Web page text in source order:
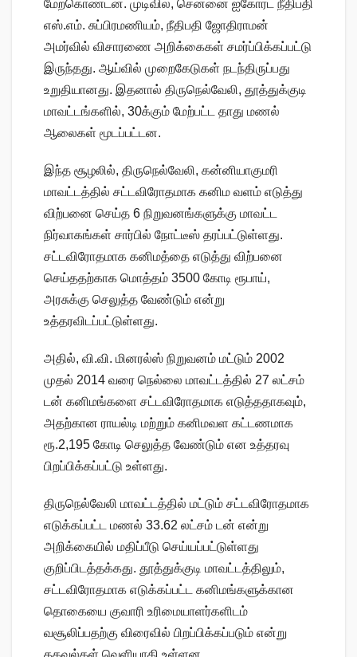
மேற்கொண்டன. முடிவில், சென்னை ஐகோர்ட் நீதிபதி
எஸ்.எம். சுப்பிரமணியம், நீதிபதி ஜோதிராமன்
அமர்வில் விசாரணை அறிக்கைகள் சமர்ப்பிக்கப்பட்டு
இருந்தது. ஆய்வில் முறைகேடுகள் நடந்திருப்பது
உறுதியானது. இதனால் திருநெல்வேலி, தூத்துக்குடி
மாவட்டங்களில், 30க்கும் மேற்பட்ட தாது மணல்
ஆலைகள் மூடப்பட்டன.
இந்த சூழலில், திருநெல்வேலி, கன்னியாகுமரி
மாவட்டத்தில் சட்டவிரோதமாக கனிம வளம் எடுத்து
விற்பனை செய்த 6 நிறுவனங்களுக்கு மாவட்ட
நிர்வாகங்கள் சார்பில் நோட்டீஸ் தரப்பட்டுள்ளது.
சட்டவிரோதமாக கனிமத்தை எடுத்து விற்பனை
செய்ததற்காக மொத்தம் 3500 கோடி ரூபாய்,
அரசுக்கு செலுத்த வேண்டும் என்று
உத்தரவிடப்பட்டுள்ளது.
அதில், வி.வி. மினரல்ஸ் நிறுவனம் மட்டும் 2002
முதல் 2014 வரை நெல்லை மாவட்டத்தில் 27 லட்சம்
டன் கனிமங்களை சட்டவிரோதமாக எடுத்ததாகவும்,
அதற்கான ராயல்டி மற்றும் கனிமவள கட்டணமாக
ரூ.2,195 கோடி செலுத்த வேண்டும் என உத்தரவு
பிறப்பிக்கப்பட்டு உள்ளது.
திருநெல்வேலி மாவட்டத்தில் மட்டும் சட்டவிரோதமாக
எடுக்கப்பட்ட மணல் 33.62 லட்சம் டன் என்று
அறிக்கையில் மதிப்பீடு செய்யப்பட்டுள்ளது
குறிப்பிடத்தக்கது. தூத்துக்குடி மாவட்டத்திலும்,
சட்டவிரோதமாக எடுக்கப்பட்ட கனிமங்களுக்கான
தொகையை குவாரி உரிமையாளர்களிடம்
வசூலிப்பதற்கு விரைவில் பிறப்பிக்கப்படும் என்று
தகவல்கள் வெளியாகி உள்ளன.